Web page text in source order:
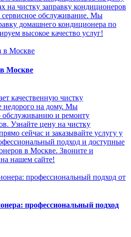
на чистку заправку кондиционеров
сервисное обслуживание. Мы
домашнего кондиционера по
высокое качество услуг!
Москве
качественную чистку
недорого на дому. Мы
обслуживанию и ремонту
Узнайте цену на чистку
сейчас и заказывайте услугу у
подход и доступные
в Москве. Звоните и
нашем сайте!
профессиональный подход